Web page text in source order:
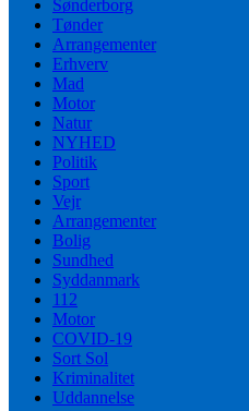
Sønderborg
Tønder
Arrangementer
Erhverv
Mad
Motor
Natur
NYHED
Politik
Sport
Vejr
Arrangementer
Bolig
Sundhed
Syddanmark
112
Motor
COVID-19
Sort Sol
Kriminalitet
Uddannelse